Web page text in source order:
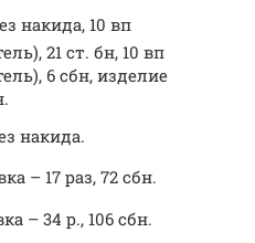
накида, 10 вп
21 ст. бн, 10 вп
6 сбн, изделие
накида.
– 17 раз, 72 сбн.
– 34 р., 106 сбн.